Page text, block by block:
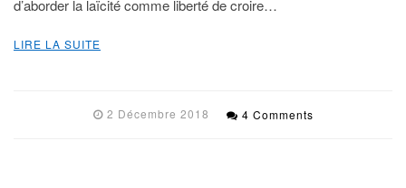
d’aborder la laïcité comme liberté de croire…
LIRE LA SUITE
2 Décembre 2018 4 Comments